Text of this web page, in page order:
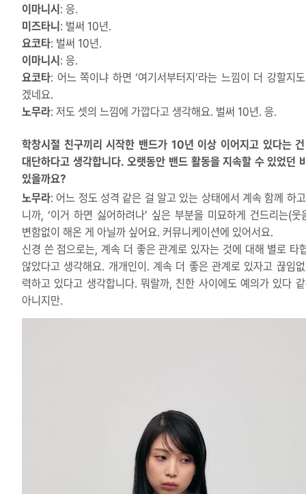
이마니시 : 응.
미즈타니 : 벌써 10년.
요코타: 벌써 10년.
이마니시 : 응.
요코타: 어느 쪽이냐 하면 ‘여기서부터지’라는 느낌이 더 강할지
겠네요.
노무라: 저도 셋의 느낌에 가깝다고 생각해요. 벌써 10년. 응.
학창시절 친구끼리 시작한 밴드가 10년 이상 이어지고 있다는
대단하다고 생각합니다. 오랫동안 밴드 활동을 지속할 수 있었던
있을까요?
노무라: 어느 정도 성격 같은 걸 알고 있는 상태에서 계속 함께 하
니까, ‘이거 하면 싫어하려나’ 싶은 부분을 미묘하게 건드리는(웃
변함없이 해온 게 아닐까 싶어요. 커뮤니케이션에 있어서요.
신경 쓴 점으로는, 계속 더 좋은 관계로 있자는 것에 대해 별로 타
않았다고 생각해요. 개개인이. 계속 더 좋은 관계로 있자고 끊임
력하고 있다고 생각합니다. 뭐랄까, 친한 사이에도 예의가 있다
아니지만.